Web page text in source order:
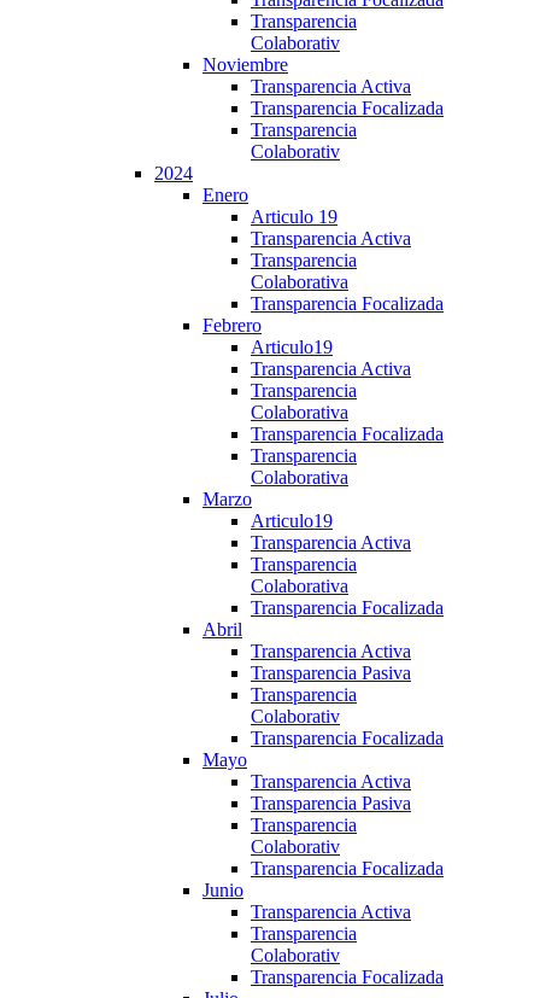
Transparencia
Colaborativ
Noviembre
Transparencia Activa
Transparencia Focalizada
Transparencia
Colaborativ
2024
Enero
Articulo 19
Transparencia Activa
Transparencia
Colaborativa
Transparencia Focalizada
Febrero
Articulo19
Transparencia Activa
Transparencia
Colaborativa
Transparencia Focalizada
Transparencia
Colaborativa
Marzo
Articulo19
Transparencia Activa
Transparencia
Colaborativa
Transparencia Focalizada
Abril
Transparencia Activa
Transparencia Pasiva
Transparencia
Colaborativ
Transparencia Focalizada
Mayo
Transparencia Activa
Transparencia Pasiva
Transparencia
Colaborativ
Transparencia Focalizada
Junio
Transparencia Activa
Transparencia
Colaborativ
Transparencia Focalizada